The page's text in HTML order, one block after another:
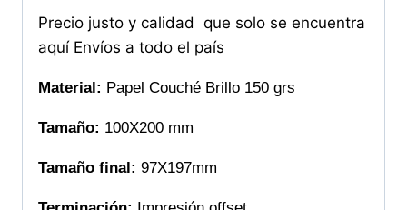
Precio justo y calidad que solo se encuentra
aquí Envíos a todo el país
Material: Papel Couché Brillo 150 grs
Tamaño: 100X200 mm
Tamaño final: 97X197mm